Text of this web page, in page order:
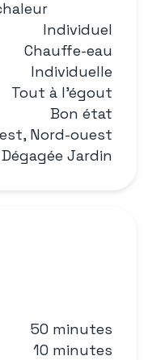
Individuel
Chauffe-eau
Individuelle
Tout à l'égout
Bon état
Nord-ouest
Dégagée Jardin
50 minutes
10 minutes